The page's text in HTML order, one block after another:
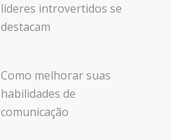
líderes introvertidos se
destacam
Como melhorar suas
habilidades de
comunicação